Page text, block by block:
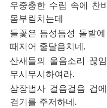
우중충한 수림 속에 찬
몸부림치는데
들꽃은 듬성듬성 돌밭
때지어 줄달음치네 .
산새들의 울음소리 끊
무시무시하여라.
삼장법사 걸음걸음 겁
걷기를 주저하네 .